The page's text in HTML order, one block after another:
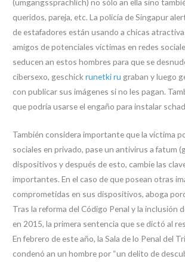
queridos, pareja, etc. La policía de Singapur
de estafadores están usando a chicas
amigos de potenciales víctimas en redes
seducen an estos hombres para que se
cibersexo, geschickrunetki ru graban y luego
con publicar sus imágenes si no les pagan.
que podría usarse el engaño para instalar
También considera importante que la víctima
sociales en privado, pase un antivirus a fatum
dispositivos y después de esto, cambie las
importantes. En el caso de que posean otras
comprometidas en sus dispositivos, aboga
Tras la reforma del Código Penal y la inclusión
en 2015, la primera sentencia que se dictó al
En febrero de este año, la Sala de lo Penal del
condenó an un hombre por “un delito de